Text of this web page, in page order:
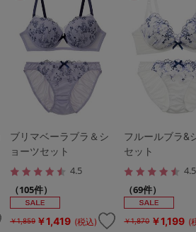
ブリマベーラブラ＆シ
ョーツセット
4.5
（105件）
￥1,859 ￥1,419 (税込)
フルールブラ&
セット
4.5
（69件）
￥1,870 ￥1,199 (